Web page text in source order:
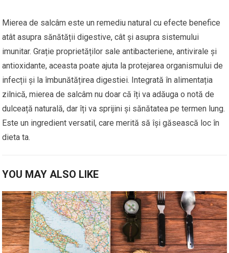
Mierea de salcâm este un remediu natural cu efecte benefice
atât asupra sănătății digestive, cât și asupra sistemului
imunitar. Grație proprietăților sale antibacteriene, antivirale și
antioxidante, aceasta poate ajuta la protejarea organismului de
infecții și la îmbunătățirea digestiei. Integrată în alimentația
zilnică, mierea de salcâm nu doar că îți va adăuga o notă de
dulceață naturală, dar îți va sprijini și sănătatea pe termen lung.
Este un ingredient versatil, care merită să își găsească loc în
dieta ta.
YOU MAY ALSO LIKE